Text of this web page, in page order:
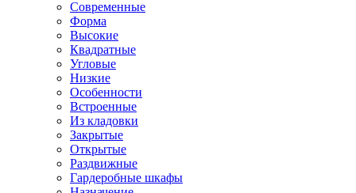
Современные
Форма
Высокие
Квадратные
Угловые
Низкие
Особенности
Встроенные
Из кладовки
Закрытые
Открытые
Раздвижные
Гардеробные шкафы